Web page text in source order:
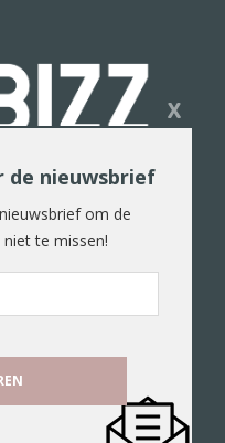
en beeld
X
de nieuwsbrief
om de
te missen!